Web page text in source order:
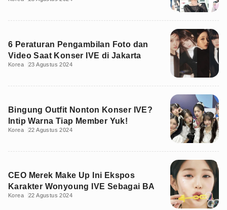
6 Peraturan Pengambilan Foto dan
Video Saat Konser IVE di Jakarta
Korea 23 Agustus 2024
Bingung Outfit Nonton Konser IVE?
Intip Warna Tiap Member Yuk!
Korea 22 Agustus 2024
CEO Merek Make Up Ini Ekspos
Karakter Wonyoung IVE Sebagai BA
Korea 22 Agustus 2024